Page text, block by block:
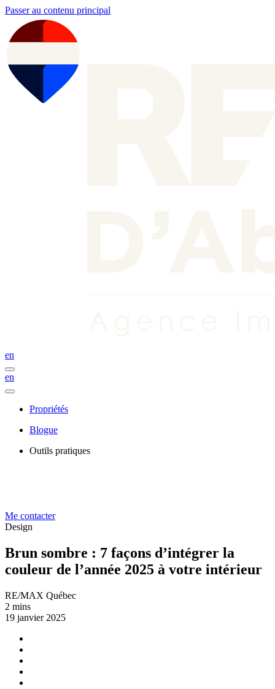
Passer au contenu principal
en
en
Propriétés
Blogue
Outils pratiques
Me contacter
Design
Brun sombre : 7 façons d’intégrer la
couleur de l’année 2025 à votre intérieur
RE/MAX Québec
2 mins
19 janvier 2025